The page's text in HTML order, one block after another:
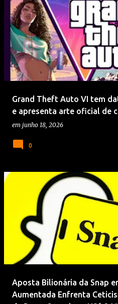
Grand Theft Auto VI tem
e apresenta arte oficial de
em junho 18, 2026
0
Aposta Bilionária da Snap
Aumentada Enfrenta